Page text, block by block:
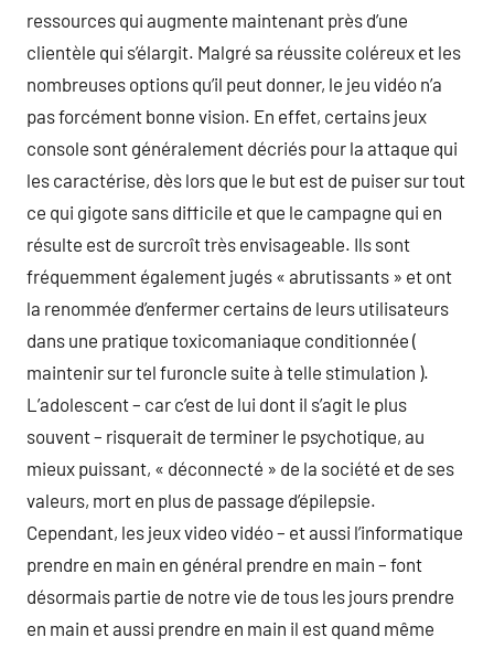
ressources qui augmente maintenant près d’une
clientèle qui s’élargit. Malgré sa réussite coléreux et les
nombreuses options qu’il peut donner, le jeu vidéo n’a
pas forcément bonne vision. En effet, certains jeux
console sont généralement décriés pour la attaque qui
les caractérise, dès lors que le but est de puiser sur tout
ce qui gigote sans difficile et que le campagne qui en
résulte est de surcroît très envisageable. Ils sont
fréquemment également jugés « abrutissants » et ont
la renommée d’enfermer certains de leurs utilisateurs
dans une pratique toxicomaniaque conditionnée (
maintenir sur tel furoncle suite à telle stimulation ).
L’adolescent – car c’est de lui dont il s’agit le plus
souvent – risquerait de terminer le psychotique, au
mieux puissant, « déconnecté » de la société et de ses
valeurs, mort en plus de passage d’épilepsie.
Cependant, les jeux video vidéo – et aussi l’informatique
prendre en main en général prendre en main – font
désormais partie de notre vie de tous les jours prendre
en main et aussi prendre en main il est quand même